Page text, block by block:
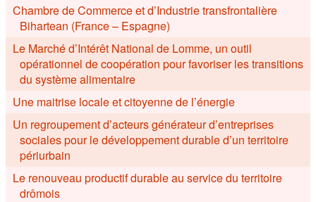
Chambre de Commerce et d’Industrie transfrontalière
Bihartean (France – Espagne)
Le Marché d’Intérêt National de Lomme, un outil
opérationnel de coopération pour favoriser les transitions
du système alimentaire
Une maitrise locale et citoyenne de l’énergie
Un regroupement d’acteurs générateur d’entreprises
sociales pour le développement durable d’un territoire
périurbain
Le renouveau productif durable au service du territoire
drômois